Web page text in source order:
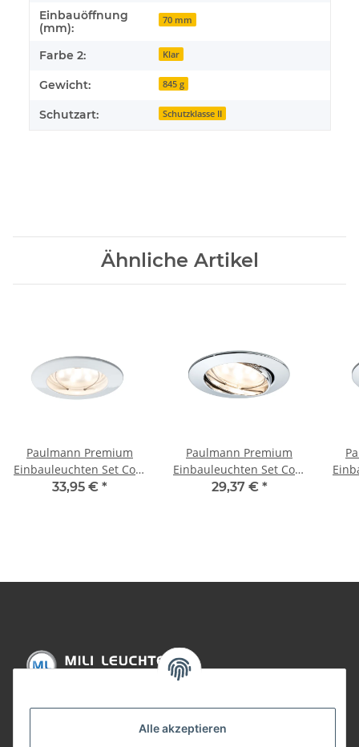
Alle akzeptieren
Einbauöffnung
(mm):
70 mm
Farbe 2: Klar
Gewicht: 845 g
Schutzart: Schutzklasse II
Ähnliche Artikel
Paulmann Premium
Einbauleuchten Set Coin
klar rund starr LED
33,95 € *
Paulmann Premium
Einbauleuchten Set Coin
klar rund schwenkbar
29,37 € *